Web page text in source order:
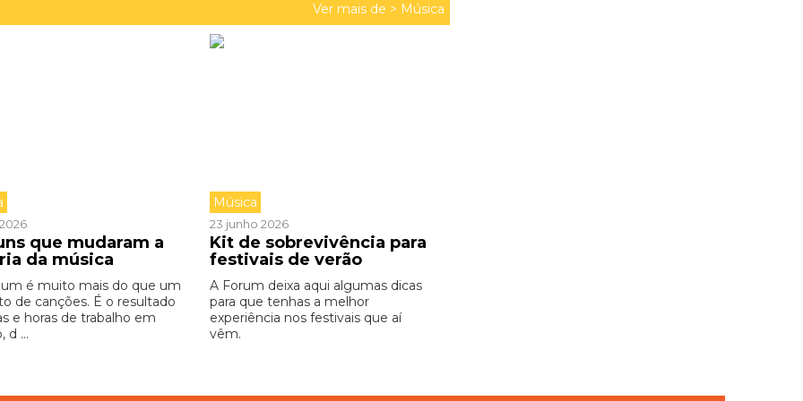
Ver mais de > Música
que mudaram a
da música
é muito mais do que um
de canções. É o resultado
e horas de trabalho em
d ...
Música
23 junho 2026
Kit de sobrevivência para
festivais de verão
A Forum deixa aqui algumas dicas
para que tenhas a melhor
experiência nos festivais que aí
vêm.